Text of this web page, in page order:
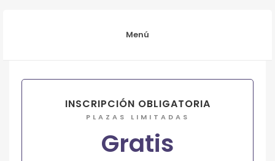
Menú
INSCRIPCIÓN OBLIGATORIA
PLAZAS LIMITADAS
Gratis